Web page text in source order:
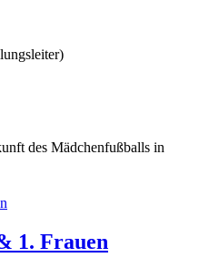
des Mädchenfußballs in
1. Frauen